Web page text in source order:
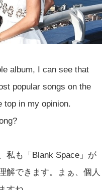
album, I can see that
popular songs on the
top in my opinion.
私も「Blank Space」が
解できます。まぁ、個人